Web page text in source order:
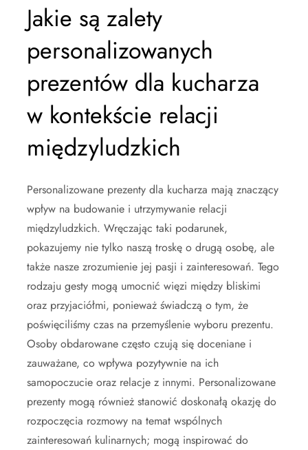
Jakie są zalety
personalizowanych
prezentów dla kucharza
w kontekście relacji
międzyludzkich
Personalizowane prezenty dla kucharza mają znaczący
wpływ na budowanie i utrzymywanie relacji
międzyludzkich. Wręczając taki podarunek,
pokazujemy nie tylko naszą troskę o drugą osobę, ale
także nasze zrozumienie jej pasji i zainteresowań. Tego
rodzaju gesty mogą umocnić więzi między bliskimi
oraz przyjaciółmi, ponieważ świadczą o tym, że
poświęciliśmy czas na przemyślenie wyboru prezentu.
Osoby obdarowane często czują się doceniane i
zauważane, co wpływa pozytywnie na ich
samopoczucie oraz relacje z innymi. Personalizowane
prezenty mogą również stanowić doskonałą okazję do
rozpoczęcia rozmowy na temat wspólnych
zainteresowań kulinarnych; mogą inspirować do